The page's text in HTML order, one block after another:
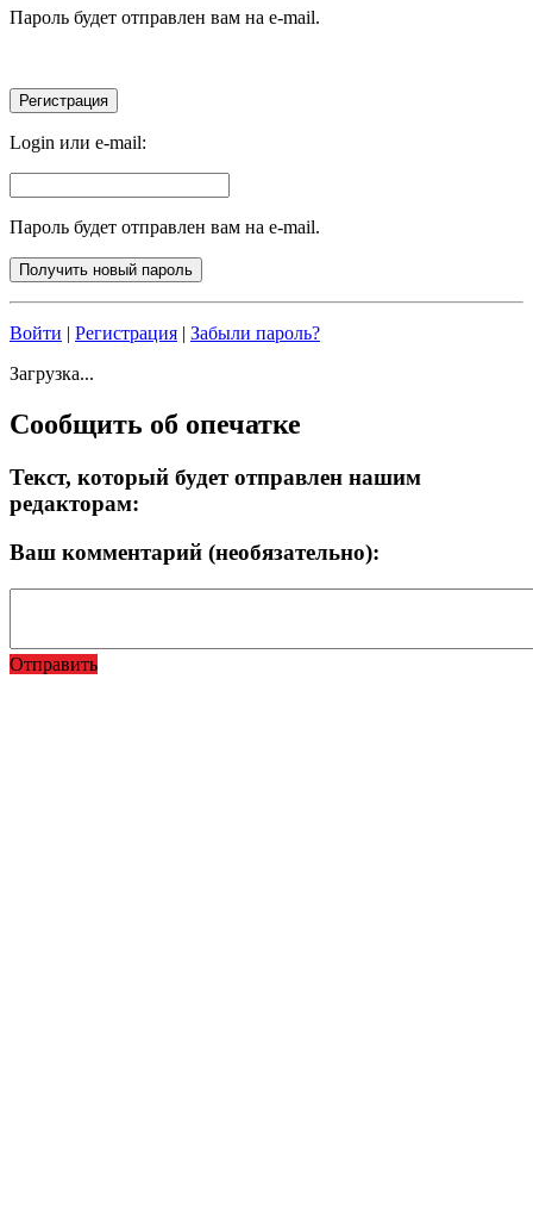
Пароль будет отправлен вам на e-mail.
Login или e-mail:
Пароль будет отправлен вам на e-mail.
Войти | Регистрация | Забыли пароль?
Загрузка...
Сообщить об опечатке
Текст, который будет отправлен нашим
редакторам:
Ваш комментарий (необязательно):
Отправить